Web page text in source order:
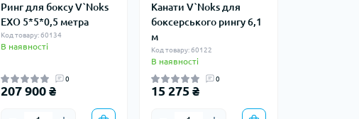
Ринг для боксу V`Noks
EXO 5*5*0,5 метра
Код товару: 60134
В наявності
0
207 900 ₴
Канати V`Noks для
боксерського рингу 6,1
м
Код товару: 60122
В наявності
0
15 275 ₴